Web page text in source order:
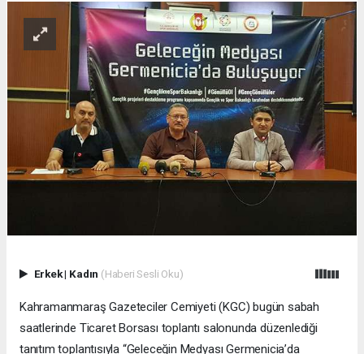
Erkek| Kadın (Haberi Sesli Oku)
Kahramanmaraş Gazeteciler Cemiyeti (KGC) bugün sabah
saatlerinde Ticaret Borsası toplantı salonunda düzenlediği
tanıtım toplantısıyla “Geleceğin Medyası Germenicia’da